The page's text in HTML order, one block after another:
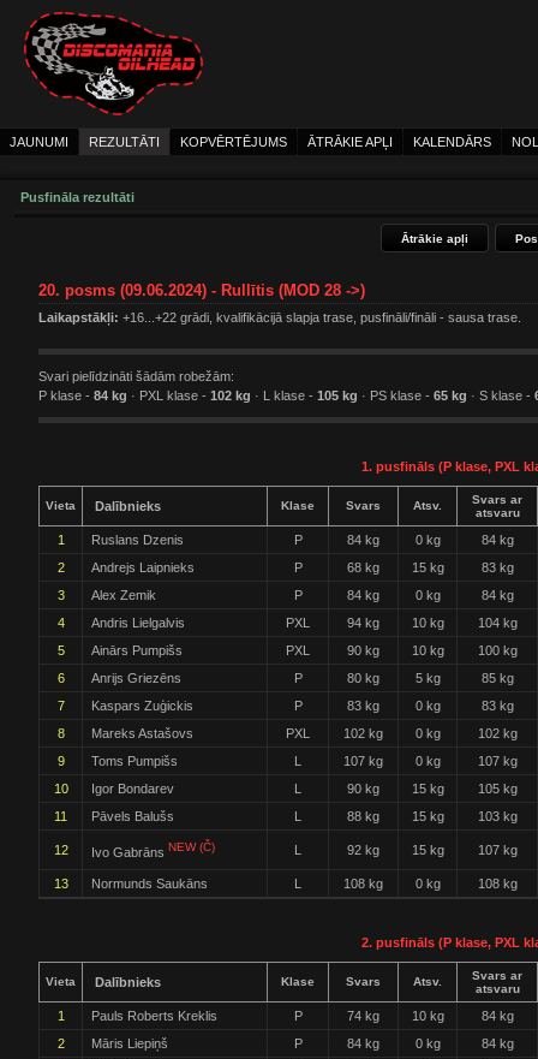
JAUNUMI REZULTĀTI KOPVĒRTĒJUMS ĀTRĀKIE APĻI KALENDĀRS
Pusfināla rezultāti
Ātrākie apļi
20. posms (09.06.2024) - Rullītis (MOD 28 ->)
Laikapstākļi: +16...+22 grādi, kvalifikācijā slapja trase, pusfināli/fināli - sausa trase.
Svari pielīdzināti šādām robežām:
P klase - 84 kg · PXL klase - 102 kg · L klase - 105 kg · PS klase - 65 kg · S klase -
1. pusfināls (P klase, PXL
Vieta Dalībnieks Klase Svars Atsv.
Svars ar
atsvaru
1 Ruslans Dzenis P 84 kg 0 kg
84 kg
2
Andrejs Laipnieks P 68 kg 15 kg
83 kg
3
Alex Zemik P 84 kg 0 kg
84 kg
4
Andris Lielgalvis PXL 94 kg 10 kg
104 kg
5
Ainārs Pumpišs PXL 90 kg 10 kg
100 kg
6
Anrijs Griezēns P 80 kg 5 kg
85 kg
7
Kaspars Zuģickis P 83 kg 0 kg
83 kg
8
Mareks Astašovs PXL 102 kg 0 kg
102 kg
9
Toms Pumpišs 107 kg 0 kg
107 kg
10
Igor Bondarev 90 kg 15 kg
105 kg
11
Pāvels Balušs 88 kg 15 kg 103 kg
12 Ivo Gabrāns NEW (Č) 92 kg 15 kg 107 kg
13 Normunds Saukāns 108 kg 0 kg 108 kg
2. pusfināls (P klase, PXL
Vieta Dalībnieks Klase Svars Atsv.
Svars ar
atsvaru
1 Pauls Roberts Kreklis P 74 kg 10 kg
84 kg
2
Māris Liepiņš P 84 kg 0 kg
84 kg